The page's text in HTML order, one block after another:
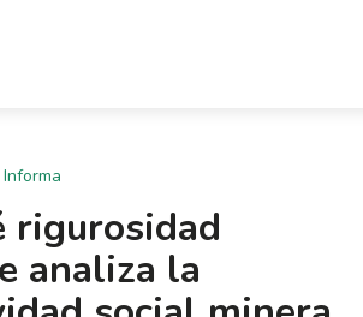
rigurosidad
analiza la